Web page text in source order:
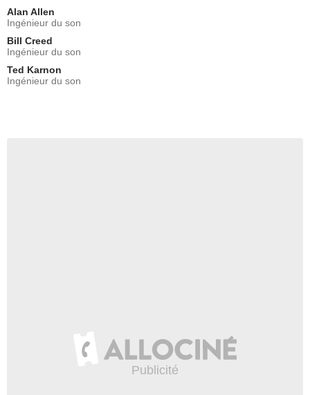
Alan Allen
Ingénieur du son
Bill Creed
Ingénieur du son
Ted Karnon
Ingénieur du son